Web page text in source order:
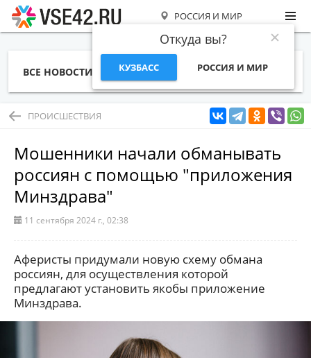
РОССИЯ И МИР
Откуда вы?
КУЗБАСС РОССИЯ И МИР
ВСЕ НОВОСТИ СТАТЬИ ТЕМЫ ФОТО
ПРОИСШЕСТВИЯ
Мошенники начали обманывать
россиян с помощью "приложения
Минздрава"
11 сентября 2024 г., 02:38
Аферисты придумали новую схему обмана
россиян, для осуществления которой
предлагают установить якобы приложение
Минздрава.